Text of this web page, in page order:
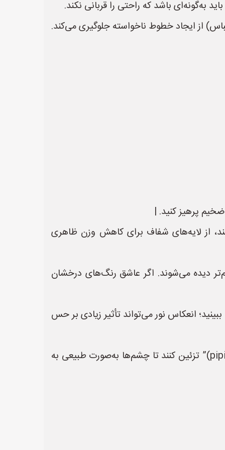
پرهیز کنید. |
از لایه‌های شفاف برای کاهش وزن ظاهری
دیده می‌شوند. اگر عاشق رنگ‌های درخشان
انعکاس نور می‌تواند تأثیر زیادی بر حس
| **پیشنهاد طراح** | طراحان می‌توانند بخش‌های خاصی را با “پوشش نرم” (soft draping) یا “قلم‌مو (piping)” تزئین کنند تا چشم‌ها به‌صورت طبیعی به